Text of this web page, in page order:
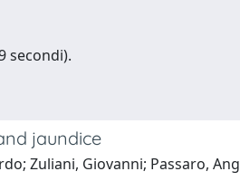
secondi).
jaundice
Zuliani, Giovanni; Passaro,